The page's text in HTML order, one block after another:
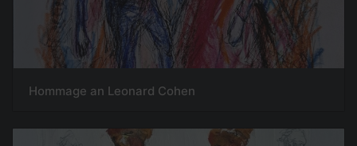
Hommage an Leonard Cohen